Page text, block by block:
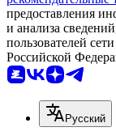
предоставления
и анализа
пользователей
Российской
Русский